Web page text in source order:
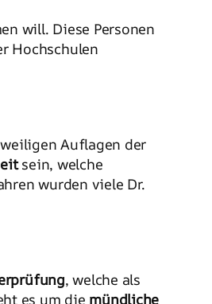
will. Diese Personen
Hochschulen
Auflagen der
sein, welche
wurden viele Dr.
, welche als
es um die mündliche